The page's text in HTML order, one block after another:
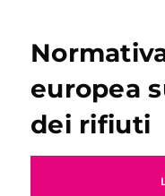
europea
dei rifiuti